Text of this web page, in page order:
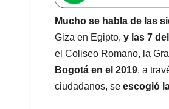
s
A
p
p
b
o
o
k
e
d
I
n
l
Mucho se habla de las
Giza en Egipto, y las 7
el Coliseo Romano, la
Bogotá en el 2019, a
ciudadanos, se escogió